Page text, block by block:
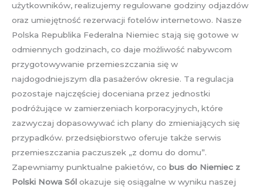
użytkowników, realizujemy regulowane godziny odjazdów
oraz umiejętność rezerwacji fotelów internetowo. Nasze
Polska Republika Federalna Niemiec stają się gotowe w
odmiennych godzinach, co daje możliwość nabywcom
przygotowywanie przemieszczania się w
najdogodniejszym dla pasażerów okresie. Ta regulacja
pozostaje najczęściej doceniana przez jednostki
podróżujące w zamierzeniach korporacyjnych, które
zazwyczaj dopasowywać ich plany do zmieniających się
przypadków. przedsiębiorstwo oferuje także serwis
przemieszczania paczuszek „z domu do domu”.
Zapewniamy punktualne pakietów, co bus do Niemiec z
Polski Nowa Sól okazuje się osiągalne w wyniku naszej